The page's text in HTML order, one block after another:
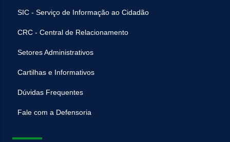
SIC - Serviço de Informação ao Cidadão
CRC - Central de Relacionamento
Setores Administrativos
Cartilhas e Informativos
Dúvidas Frequentes
Fale com a Defensoria